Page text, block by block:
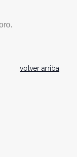
volver arriba